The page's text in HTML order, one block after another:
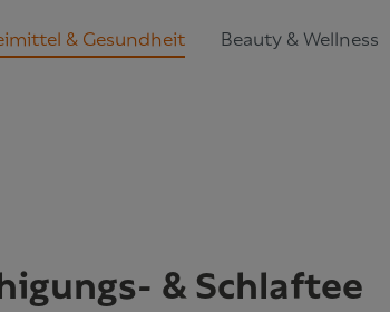
& Gesundheit Beauty & Wellness
& Schlaftee